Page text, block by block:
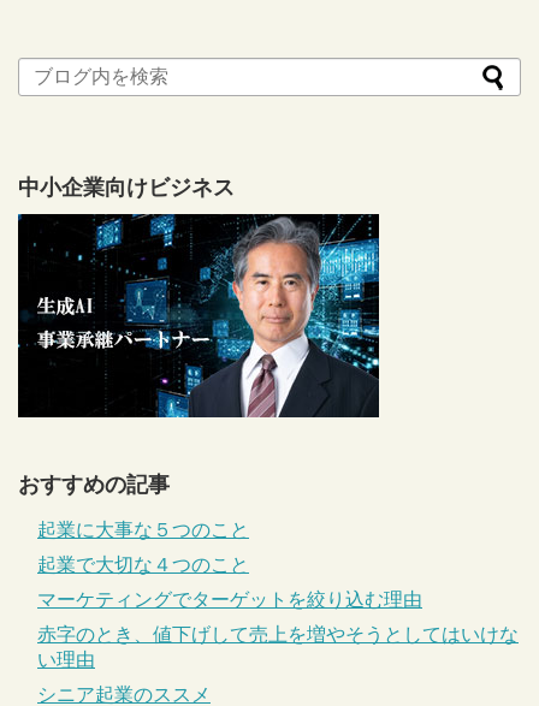
中小企業向けビジネス
おすすめの記事
起業に大事な５つのこと
起業で大切な４つのこと
マーケティングでターゲットを絞り込む理由
赤字のとき、値下げして売上を増やそうとしてはいけな
い理由
シニア起業のススメ